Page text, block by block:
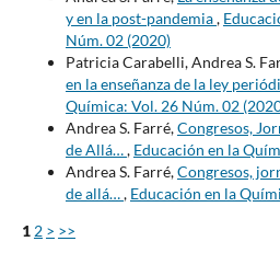
y en la post-pandemia,
Núm. 02 (2020)
Patricia Carabelli, Andrea S.
en la enseñanza de la ley
Química: Vol. 26 Núm. 02
Andrea S. Farré,Congresos,
de Allá…, Educación en la
Andrea S. Farré,Congresos,
de allá…, Educación en la
1 2 > >>